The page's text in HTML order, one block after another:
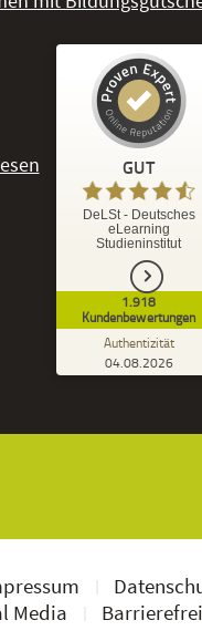
GUT
DeLSt - Deutsches
eLearning
Studieninstitut
1.918
Kundenbewertungen
Authentizität
04.08.2026
Kundenbewertungen und
DeLSt - Deutsches eLearning
1.827
Bewertungen von
Media